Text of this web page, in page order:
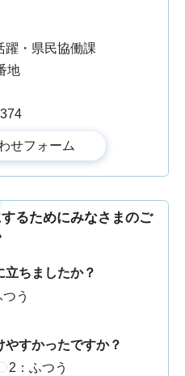
躍・県民協働課
地
るためにみなさまのご
立ちましたか？
う
やすかったですか？
2：ふつう